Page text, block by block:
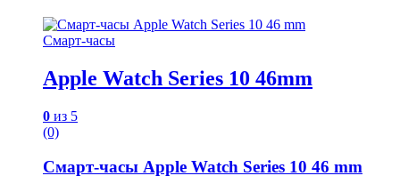
Смарт-часы
Apple Watch Series 10 46mm
0 из 5
(0)
Смарт-часы Apple Watch Series 10 46 mm